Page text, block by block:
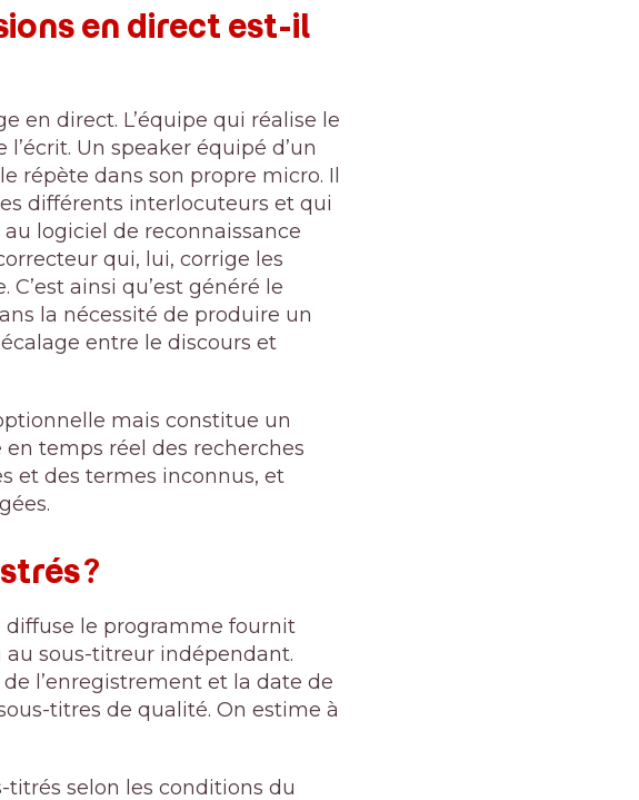
en direct est-il
en direct. L’équipe qui réalise le
Un speaker équipé d’un
répète dans son propre micro. Il
différents interlocuteurs et qui
au logiciel de reconnaissance
qui, lui, corrige les
ainsi qu’est généré le
la nécessité de produire un
entre le discours et
mais constitue un
temps réel des recherches
et des termes inconnus, et
?
diffuse le programme fournit
au sous-titreur indépendant.
l’enregistrement et la date de
titres de qualité. On estime à
selon les conditions du